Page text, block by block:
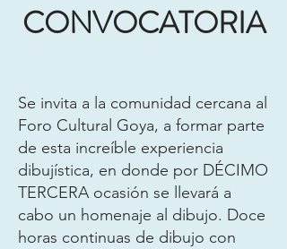
CONVOCATORIA
Se invita a la comunidad cercana al
Foro Cultural Goya, a formar parte
de esta increíble experiencia
dibujística, en donde por DÉCIMO
TERCERA ocasión se llevará a
cabo un homenaje al dibujo. Doce
horas continuas de dibujo con